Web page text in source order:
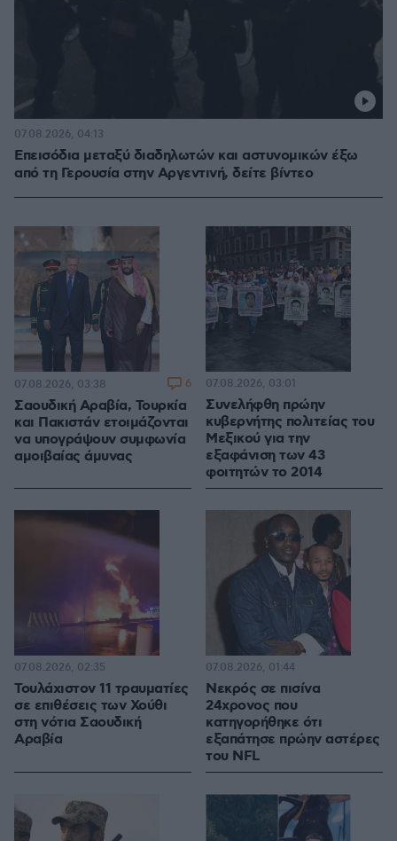
Επεισόδια μεταξύ διαδηλωτών και αστυνομικών έξω
από τη Γερουσία στην Αργεντινή, δείτε βίντεο
07.08.2026, 04:13
Σαουδική Αραβία, Τουρκία
και Πακιστάν ετοιμάζονται
να υπογράψουν συμφωνία
αμοιβαίας άμυνας
07.08.2026, 03:38 6
Συνελήφθη πρώην
κυβερνήτης πολιτείας του
Μεξικού για την
εξαφάνιση των 43
φοιτητών το 2014
07.08.2026, 03:01
Τουλάχιστον 11 τραυματίες
σε επιθέσεις των Χούθι
στη νότια Σαουδική
Αραβία
07.08.2026, 02:35
Νεκρός σε πισίνα
24χρονος που
κατηγορήθηκε ότι
εξαπάτησε πρώην αστέρες
του NFL
07.08.2026, 01:44